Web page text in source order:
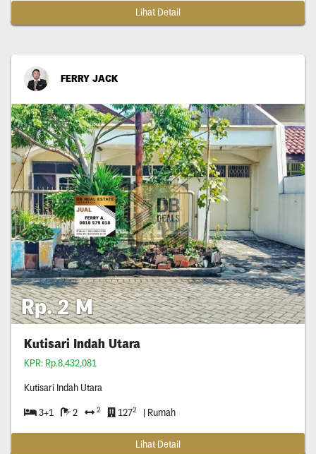
Lihat Detail
FERRY JACK
Rp. 2 M
Kutisari Indah Utara
KPR: Rp.8,432,081
Kutisari Indah Utara
3+1 2 2 1272 | Rumah
Lihat Detail